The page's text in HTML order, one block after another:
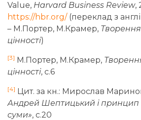
Value, Harvard Business Review,
https://hbr.org/(переклад з
– М.Портер, М.Крамер, Творення
цінності)
[3] М.Портер, М.Крамер,
цінності, с.6
[4] Цит. за кн.: Мирослав
Андрей Шептицький і принцип
суми», с.20